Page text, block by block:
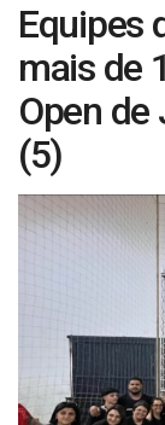
Equipes
mais de
Open
(5)